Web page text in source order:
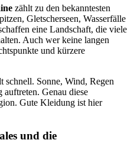
zählt zu den bekanntesten
Gletscherseen, Wasserfälle
eine Landschaft, die viele
Auch wer keine langen
und kürzere
schnell. Sonne, Wind, Regen
Genau diese
Gute Kleidung ist hier
und die